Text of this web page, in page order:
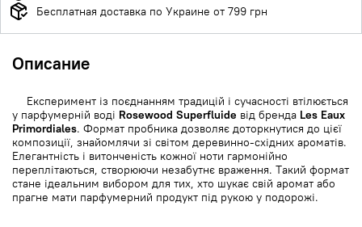
Бесплатная доставка по Украине от 799 грн
Описание
Експеримент із поєднанням традицій і сучасності втілюється
у парфумерній воді Rosewood Superfluide від бренда Les Eaux
Primordiales. Формат пробника дозволяє доторкнутися до цієї
композиції, знайомлячи зі світом деревинно-східних ароматів.
Елегантність і витонченість кожної ноти гармонійно
переплітаються, створюючи незабутнє враження. Такий формат
стане ідеальним вибором для тих, хто шукає свій аромат або
прагне мати парфумерний продукт під рукою у подорожі.